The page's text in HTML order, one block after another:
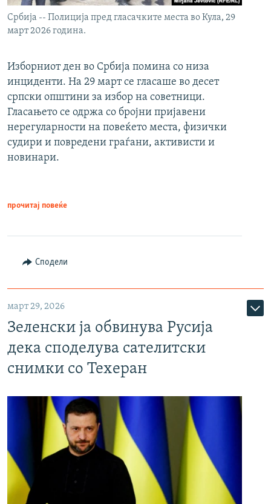
Србија -- Полиција пред гласачките места во Кула, 29
март 2026 година.
Изборниот ден во Србија помина со низа
инциденти. На 29 март се гласаше во десет
српски општини за избор на советници.
Гласањето се одржа со бројни пријавени
нерегуларности на повеќето места, физички
судири и повредени граѓани, активисти и
новинари.
прочитај повеќе
Сподели
март 29, 2026
Зеленски ја обвинува Русија
дека споделува сателитски
снимки со Техеран